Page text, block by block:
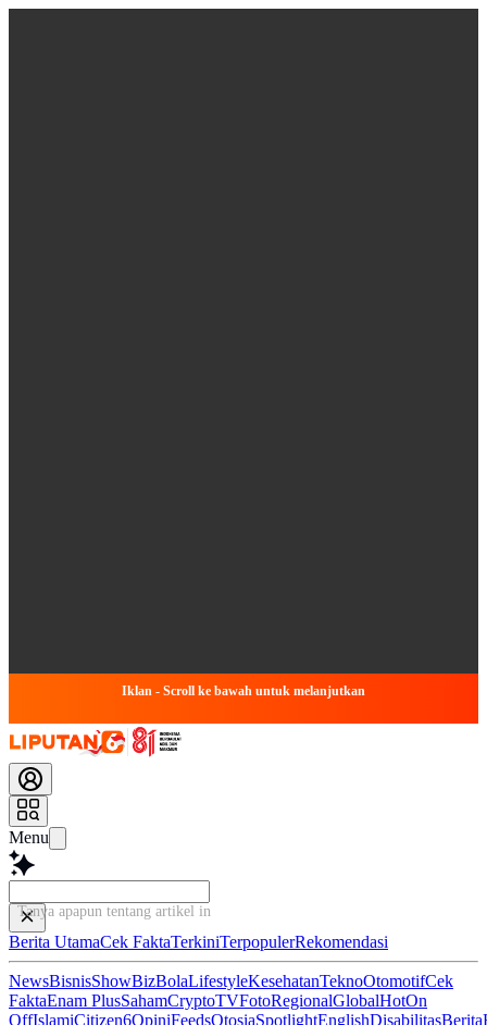
Iklan - Scroll ke bawah untuk melanjutkan
Menu
Tanya apapun tentang artikel ini...
Berita UtamaCek FaktaTerkiniTerpopulerRekomendasi
NewsBisnisShowBizBolaLifestyleKesehatanTeknoOtomotifCek
FaktaEnam PlusSahamCryptoTVFotoRegionalGlobalHotOn
OffIslamiCitizen6OpiniFeedsOtosiaSpotlightEnglishDisabilitasBerita